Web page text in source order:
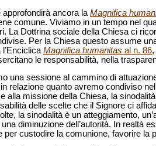
ancora la Magnifica
comune. Viviamo in un tempo nel
La Dottrina sociale della Chiesa ci
Per la Chiesa questo assume
Magnifica humanitas al n. 86
le responsabilità, nella
una sessione al cammino di
relazione quanto avremo condiviso
alla missione della Chiesa, la
delle scelte che il Signore ci
la sinodalità è un atteggiamento,
diminuzione dell’autorità. In realtà
per custodire la comunione, favorire la